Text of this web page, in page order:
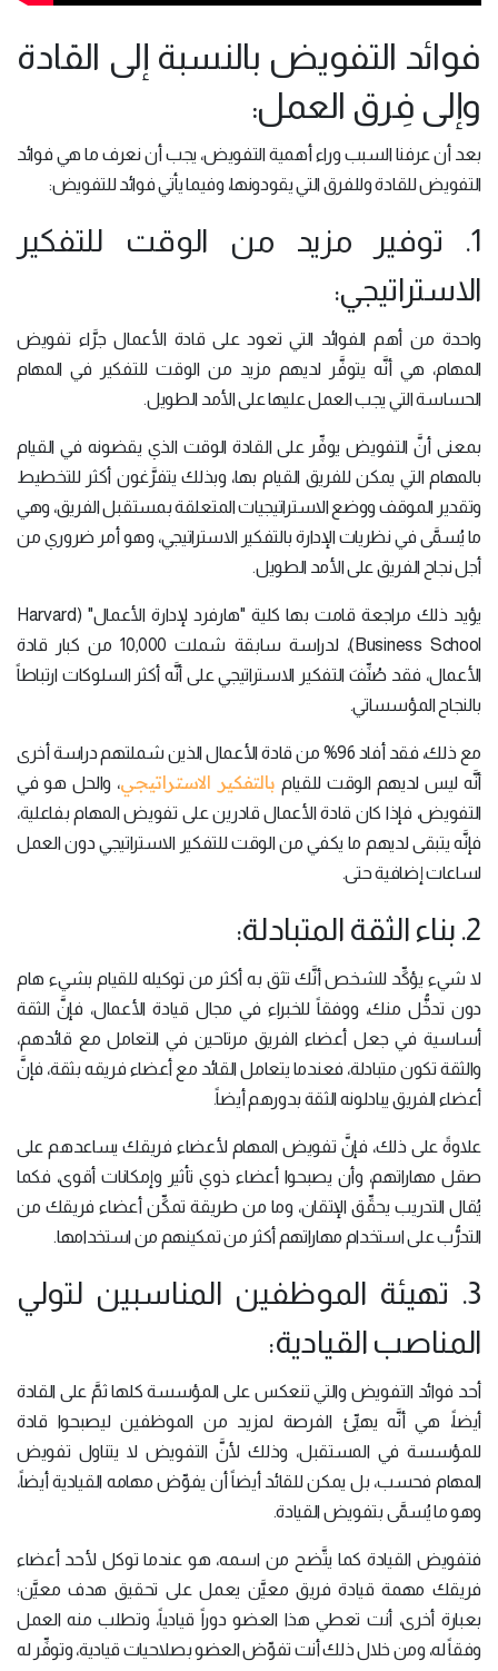
فوائد التفويض بالنسبة إلى القادة
وإلى فِرق العمل:
بعد أن عرفنا السبب وراء أهمية التفويض، يجب أن نعرف ما هي فوائد
التفويض للقادة وللفرق التي يقودونها، وفيما يأتي فوائد للتفويض:
1. توفير مزيد من الوقت للتفكير
الاستراتيجي:
واحدة من أهم الفوائد التي تعود على قادة الأعمال جرَّاء تفويض
المهام، هي أنَّه يتوفَّر لديهم مزيد من الوقت للتفكير في المهام
الحساسة التي يجب العمل عليها على الأمد الطويل.
بمعنى أنَّ التفويض يوفِّر على القادة الوقت الذي يقضونه في القيام
بالمهام التي يمكن للفريق القيام بها، وبذلك يتفرَّغون أكثر للتخطيط
وتقدير الموقف ووضع الاستراتيجيات المتعلقة بمستقبل الفريق، وهي
ما يُسمَّى في نظريات الإدارة بالتفكير الاستراتيجي، وهو أمر ضروري من
أجل نجاح الفريق على الأمد الطويل.
يؤيد ذلك مراجعة قامت بها كلية "هارفرد لإدارة الأعمال" (Harvard
Business School)، لدراسة سابقة شملت 10,000 من كبار قادة
الأعمال، فقد صُنِّفَ التفكير الاستراتيجي على أنَّه أكثر السلوكات ارتباطاً
بالنجاح المؤسساتي.
مع ذلك، فقد أفاد 96% من قادة الأعمال الذين شملتهم دراسة أخرى
أنَّه ليس لديهم الوقت للقيام بالتفكير الاستراتيجي، والحل هو في
التفويض، فإذا كان قادة الأعمال قادرين على تفويض المهام بفاعلية،
فإنَّه يتبقى لديهم ما يكفي من الوقت للتفكير الاستراتيجي دون العمل
لساعات إضافية حتى.
2. بناء الثقة المتبادلة:
لا شيء يؤكِّد للشخص أنَّك تثق به أكثر من توكيله للقيام بشيء هام
دون تدخُّل منك، ووفقاً للخبراء في مجال قيادة الأعمال، فإنَّ الثقة
أساسية في جعل أعضاء الفريق مرتاحين في التعامل مع قائدهم،
والثقة تكون متبادلة، فعندما يتعامل القائد مع أعضاء فريقه بثقة، فإنَّ
أعضاء الفريق يبادلونه الثقة بدورهم أيضاً.
علاوةً على ذلك، فإنَّ تفويض المهام لأعضاء فريقك يساعدهم على
صقل مهاراتهم، وأن يصبحوا أعضاء ذوي تأثير وإمكانات أقوى، فكما
يُقال التدريب يحقِّق الإتقان، وما من طريقة تمكِّن أعضاء فريقك من
التدرُّب على استخدام مهاراتهم أكثر من تمكينهم من استخدامها.
3. تهيئة الموظفين المناسبين لتولي
المناصب القيادية:
أحد فوائد التفويض والتي تنعكس على المؤسسة كلها ثمَّ على القادة
أيضاً، هي أنَّه يهيِّئ الفرصة لمزيد من الموظفين ليصبحوا قادة
للمؤسسة في المستقبل، وذلك لأنَّ التفويض لا يتناول تفويض
المهام فحسب، بل يمكن للقائد أيضاً أن يفوِّض مهامه القيادية أيضاً،
وهو ما يُسمَّى بتفويض القيادة.
فتفويض القيادة كما يتَّضح من اسمه، هو عندما توكل لأحد أعضاء
فريقك مهمة قيادة فريق معيَّن يعمل على تحقيق هدف معيَّن؛
بعبارة أخرى، أنت تعطي هذا العضو دوراً قيادياً، وتطلب منه العمل
وفقاً له، ومن خلال ذلك أنت تفوِّض العضو بصلاحيات قيادية، وتوفِّر له